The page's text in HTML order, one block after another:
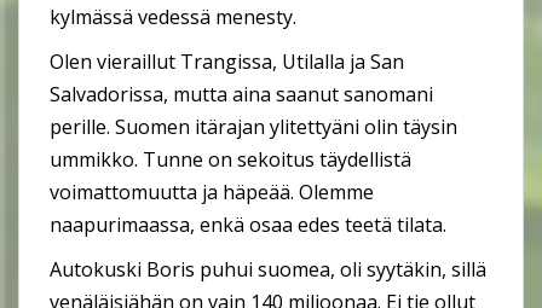
kylmässä vedessä menesty.
Olen vieraillut Trangissa, Utilalla ja San
Salvadorissa, mutta aina saanut sanomani
perille. Suomen itärajan ylitettyäni olin täysin
ummikko. Tunne on sekoitus täydellistä
voimattomuutta ja häpeää. Olemme
naapurimaassa, enkä osaa edes teetä tilata.
Autokuski Boris puhui suomea, oli syytäkin, sillä
venäläisiähän on vain 140 miljoonaa. Ei tie ollut